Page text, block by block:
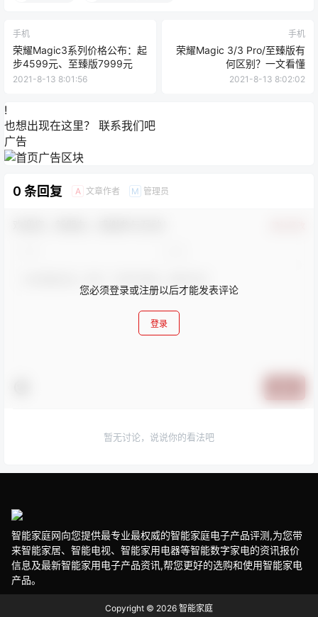
手机
荣耀Magic3系列价格公布：起
步4599元、至臻版7999元
2021-8-13 8:01:56
手机
荣耀Magic 3/3 Pro/至臻版有
何区别？一文看懂
2021-8-13 8:02:02
!
也想出现在这里？ 联系我们吧
广告
0 条回复 A 文章作者 M 管理员
您必须登录或注册以后才能发表评论
登录
暂无讨论，说说你的看法吧
智能家庭网向您提供最专业最权威的智能家庭电子产品评测,为您带
来智能家居、智能电视、智能家用电器等智能数字家电的资讯报价
信息及最新智能家用电子产品资讯,帮您更好的选购和使用智能家电
产品。
Copyright © 2026 智能家庭